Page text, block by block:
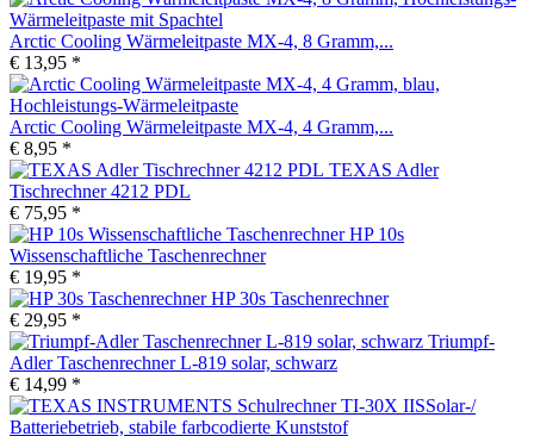
Arctic Cooling Wärmeleitpaste MX-4, 8 Gramm,...
€ 13,95 *
Arctic Cooling Wärmeleitpaste MX-4, 4 Gramm,...
€ 8,95 *
TEXAS Adler
Tischrechner 4212 PDL
€ 75,95 *
HP 10s
Wissenschaftliche Taschenrechner
€ 19,95 *
HP 30s Taschenrechner
€ 29,95 *
Triumpf-
Adler Taschenrechner L-819 solar, schwarz
€ 14,99 *